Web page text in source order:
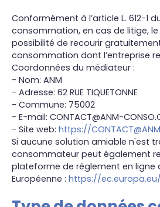
Conformément à l’article L. 612-1
consommation, en cas de litige,
possibilité de recourir
consommation dont l’entreprise
Coordonnées du médiateur :
- Nom: ANM
- Adresse: 62 RUE TIQUETONNE
- Commune: 75002
- E-mail: CONTACT@ANM-
- Site web: https://
Si aucune solution amiable n'est
consommateur peut également
plateforme de règlement en ligne
Européenne : https://